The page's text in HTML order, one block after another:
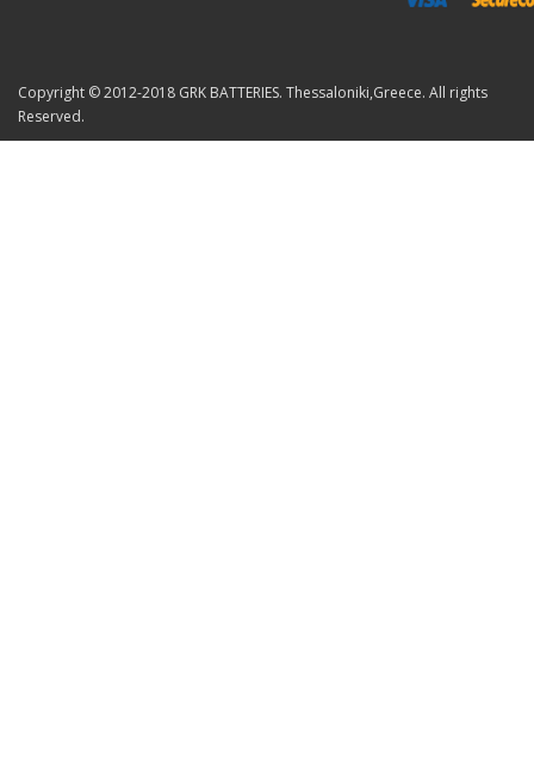
Copyright © 2012-2018 GRK BATTERIES. Thessaloniki,Greece. All rights
Reserved.